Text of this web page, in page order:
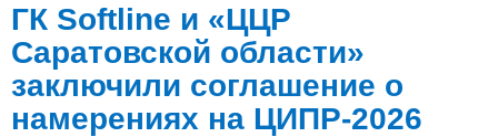
ГК Softline и «ЦЦР
Саратовской области»
заключили соглашение о
намерениях на ЦИПР-2026